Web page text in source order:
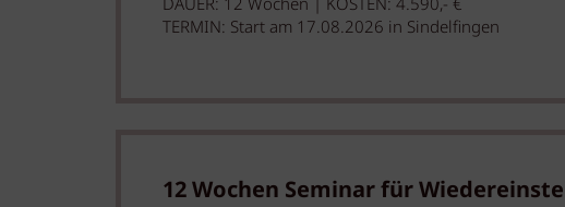
DAUER: 12 Wochen | KOSTEN: 4.590,- €
TERMIN: Start am 17.08.2026 in Sindelfingen
12 Wochen Seminar für